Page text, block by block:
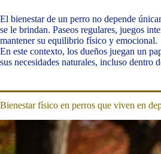
El bienestar de un perro no depende
se le brindan. Paseos regulares, juegos
mantener su equilibrio físico y emocional.
En este contexto, los dueños juegan un
sus necesidades naturales, incluso dentro
Bienestar físico en perros que viven en